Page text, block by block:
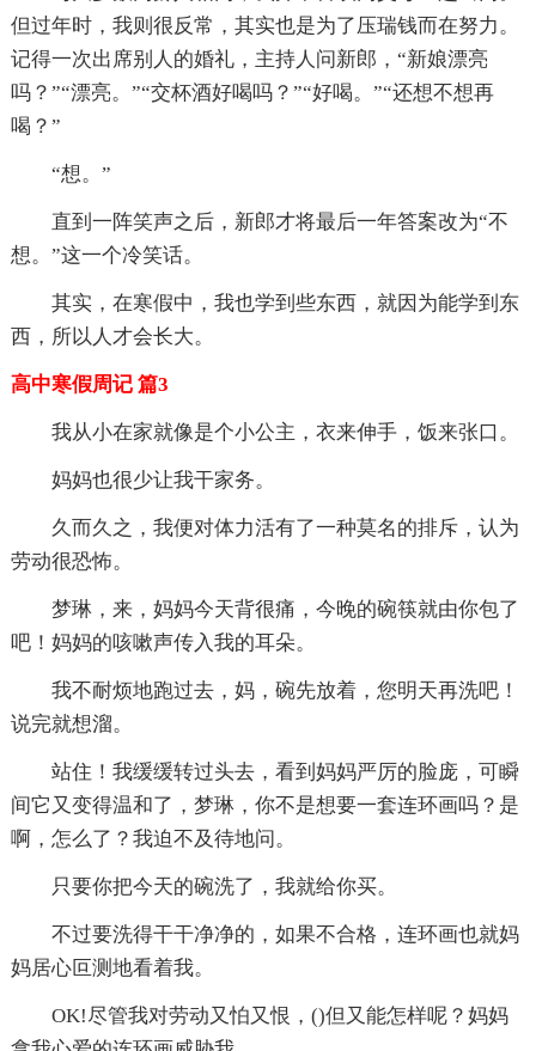
但过年时，我则很反常，其实也是为了压瑞钱而在努力。
记得一次出席别人的婚礼，主持人问新郎，“新娘漂亮
吗？”“漂亮。”“交杯酒好喝吗？”“好喝。”“还想不想再
喝？”
“想。”
直到一阵笑声之后，新郎才将最后一年答案改为“不
想。”这一个冷笑话。
其实，在寒假中，我也学到些东西，就因为能学到东
西，所以人才会长大。
高中寒假周记 篇3
我从小在家就像是个小公主，衣来伸手，饭来张口。
妈妈也很少让我干家务。
久而久之，我便对体力活有了一种莫名的排斥，认为
劳动很恐怖。
梦琳，来，妈妈今天背很痛，今晚的碗筷就由你包了
吧！妈妈的咳嗽声传入我的耳朵。
我不耐烦地跑过去，妈，碗先放着，您明天再洗吧！
说完就想溜。
站住！我缓缓转过头去，看到妈妈严厉的脸庞，可瞬
间它又变得温和了，梦琳，你不是想要一套连环画吗？是
啊，怎么了？我迫不及待地问。
只要你把今天的碗洗了，我就给你买。
不过要洗得干干净净的，如果不合格，连环画也就妈
妈居心叵测地看着我。
OK!尽管我对劳动又怕又恨，()但又能怎样呢？妈妈